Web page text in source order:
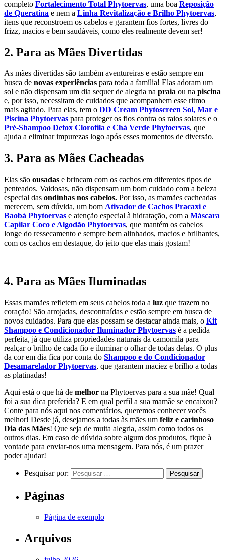
completo Fortalecimento Total Phytoervas, uma boa Reposição
de Queratina e nem a Linha Revitalização e Brilho Phytoervas,
itens que reconstroem os cabelos e garantem fios fortes, livres do
frizz, macios e bem saudáveis, como eles realmente devem ser!
2. Para as Mães Divertidas
As mães divertidas são também aventureiras e estão sempre em
busca de novas experiências para toda a família! Elas adoram um
sol e não dispensam um dia sequer de alegria na praia ou na piscina
e, por isso, necessitam de cuidados que acompanhem esse ritmo
mais agitado. Para elas, tem o DD Cream Phytoscreen Sol, Mar e
Piscina Phytoervas para proteger os fios contra os raios solares e o
Pré-Shampoo Detox Clorofila e Chá Verde Phytoervas, que
ajuda a eliminar impurezas logo após esses momentos de diversão.
3. Para as Mães Cacheadas
Elas são ousadas e brincam com os cachos em diferentes tipos de
penteados. Vaidosas, não dispensam um bom cuidado com a beleza
especial das ondinhas nos cabelos. Por isso, as mamães cacheadas
merecem, sem dúvida, um bom Ativador de Cachos Pracaxi e
Baobá Phytoervas e atenção especial à hidratação, com a Máscara
Capilar Coco e Algodão Phytoervas, que mantém os cabelos
longe do ressecamento e sempre bem alinhados, macios e brilhantes,
com os cachos em destaque, do jeito que elas mais gostam!
4. Para as Mães Iluminadas
Essas mamães refletem em seus cabelos toda a luz que trazem no
coração! São arrojadas, descontraídas e estão sempre em busca de
novos cuidados. Para que elas possam se destacar ainda mais, o Kit
Shampoo e Condicionador Iluminador Phytoervas é a pedida
perfeita, já que utiliza propriedades naturais da camomila para
realçar o brilho de cada fio e iluminar o olhar de todas delas. O plus
da cor em dia fica por conta do Shampoo e do Condicionador
Desamarelador Phytoervas, que garantem maciez e brilho a todas
as platinadas!
Aqui está o que há de melhor na Phytoervas para a sua mãe! Qual
foi a sua dica preferida? E em qual perfil a sua mamãe se encaixou?
Conte para nós aqui nos comentários, queremos conhecer vocês
melhor! Desde já, desejamos a todas às mães um feliz e carinhoso
Dia das Mães! Que seja de muita alegria, assim como todos os
outros dias. Em caso de dúvida sobre algum dos produtos, fique à
vontade para enviar-nos uma mensagem. Para nós, é um prazer
poder ajudar!
Pesquisar por:
Páginas
Página de exemplo
Arquivos